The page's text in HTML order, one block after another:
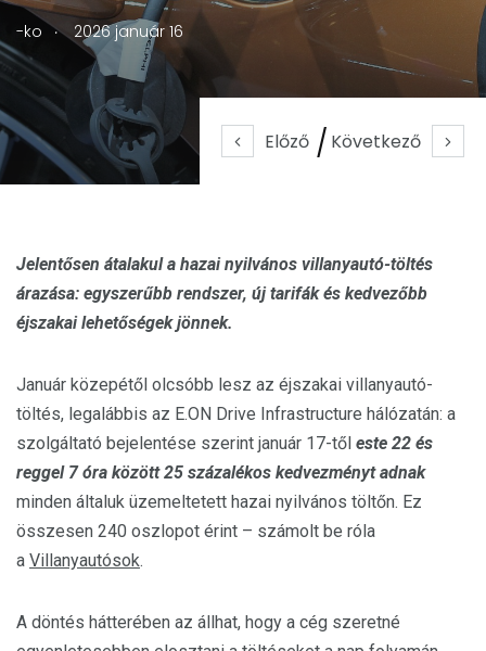
Előző Következő
-ko . 2026 január 16
Jelentősen átalakul a hazai nyilvános villanyautó-töltés
árazása: egyszerűbb rendszer, új tarifák és kedvezőbb
éjszakai lehetőségek jönnek.
Január közepétől olcsóbb lesz az éjszakai villanyautó-
töltés, legalábbis az E.ON Drive Infrastructure hálózatán: a
szolgáltató bejelentése szerint január 17-től este 22 és
reggel 7 óra között 25 százalékos kedvezményt adnak
minden általuk üzemeltetett hazai nyilvános töltőn. Ez
összesen 240 oszlopot érint – számolt be róla
a Villanyautósok.
A döntés hátterében az állhat, hogy a cég szeretné